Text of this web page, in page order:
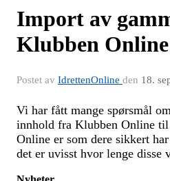
Import av
Klubben Online
Postet av IdrettenOnline den 18.
Vi har fått mange spørsmål
innhold fra Klubben Online
Online er som dere sikkert
det er uvisst hvor lenge